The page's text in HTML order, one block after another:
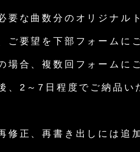
要な曲数分のオリジナル
ご要望を下部フォームに
場合、複数回フォームに
、2～7日程度でご納品い
修正、再書き出しには追